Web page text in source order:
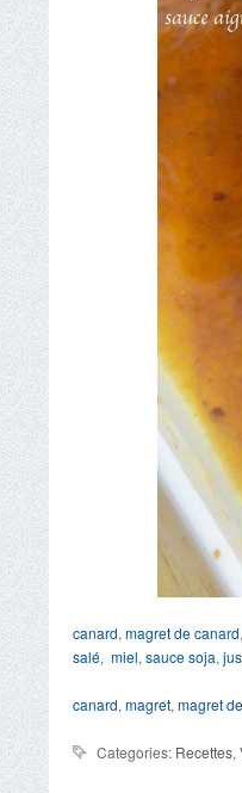
canard, magret de canard,
salé, miel, sauce soja,
canard, magret, magret
Categories: Recettes,